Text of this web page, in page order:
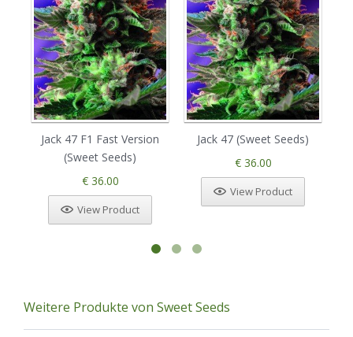
Jack 47 F1 Fast Version
(Sweet Seeds)
€ 36.00
View Product
Jack 47 (Sweet Seeds)
€ 36.00
View Product
Weitere Produkte von Sweet Seeds